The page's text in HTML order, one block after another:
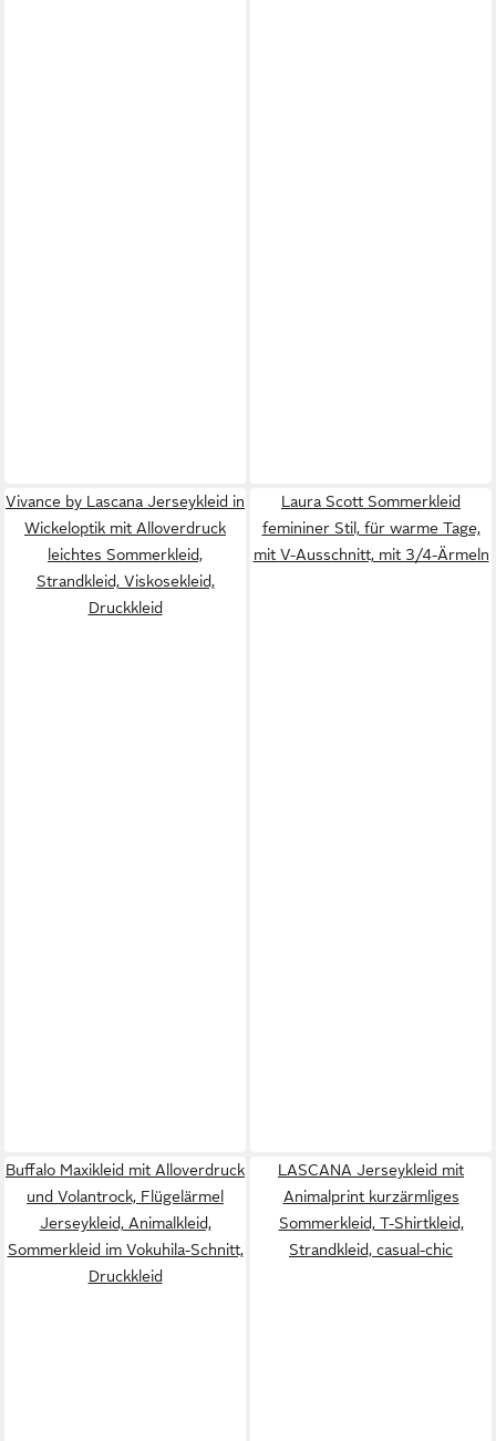
Vivance by Lascana Jerseykleid in
Wickeloptik mit Alloverdruck
leichtes Sommerkleid,
Strandkleid, Viskosekleid,
Druckkleid
Laura Scott Sommerkleid
femininer Stil, für warme Tage,
mit V-Ausschnitt, mit 3/4-Ärmeln
Buffalo Maxikleid mit Alloverdruck
und Volantrock, Flügelärmel
Jerseykleid, Animalkleid,
Sommerkleid im Vokuhila-Schnitt,
Druckkleid
LASCANA Jerseykleid mit
Animalprint kurzärmliges
Sommerkleid, T-Shirtkleid,
Strandkleid, casual-chic